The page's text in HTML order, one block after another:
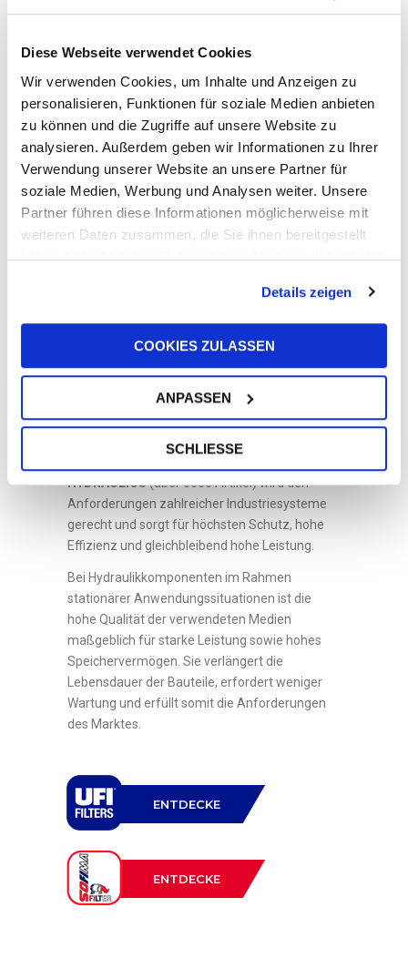
Diese Webseite verwendet Cookies
Wir verwenden Cookies, um Inhalte und Anzeigen zu
personalisieren, Funktionen für soziale Medien anbieten
zu können und die Zugriffe auf unsere Website zu
analysieren. Außerdem geben wir Informationen zu Ihrer
Verwendung unserer Website an unsere Partner für
soziale Medien, Werbung und Analysen weiter. Unsere
Partner führen diese Informationen möglicherweise mit
weiteren Daten zusammen, die Sie ihnen bereitgestellt
haben oder die sie im Rahmen Ihrer Nutzung der Dienste
Details zeigen
COOKIES ZULASSEN
ANPASSEN
SCHLIESSE
Hydraulikabteilung der UFI Gruppe ihren
hervorragenden Ruf erfolgreich ausarbeiten –
und zwar nicht nur im Fahrzeugsektor, sondern
Pressen, Windenergie und industrielle
Hydrauliksysteme.
HYDRAULICS(über 6000 Artikel) wird den
Anforderungen zahlreicher Industriesysteme
gerecht und sorgt für höchsten Schutz, hohe
Effizienz und gleichbleibend hohe Leistung.
Bei Hydraulikkomponenten im Rahmen
stationärer Anwendungssituationen ist die
hohe Qualität der verwendeten Medien
maßgeblich für starke Leistung sowie hohes
Speichervermögen. Sie verlängert die
Lebensdauer der Bauteile, erfordert weniger
Wartung und erfüllt somit die Anforderungen
des Marktes.
ENTDECKE
ENTDECKE